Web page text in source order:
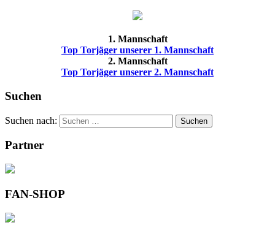
1. Mannschaft
Top Torjäger unserer 1. Mannschaft
2. Mannschaft
Top Torjäger unserer 2. Mannschaft
Suchen
Suchen nach: Suchen
Partner
FAN-SHOP